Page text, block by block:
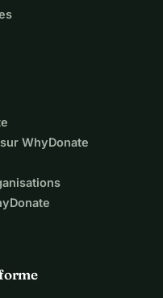
plus efficaces
objectif.
exemple et résultats.
de travail par
tous les
nationale,
WhyDonate